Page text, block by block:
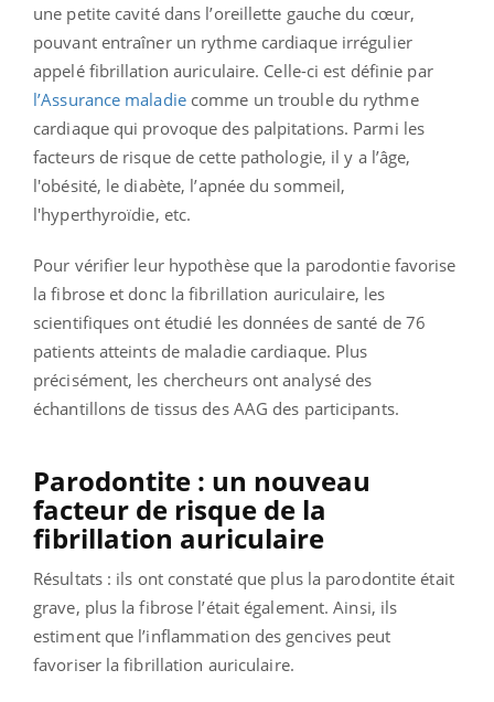
une petite cavité dans l’oreillette gauche du cœur,
pouvant entraîner un rythme cardiaque irrégulier
appelé fibrillation auriculaire. Celle-ci est définie par
l’Assurance maladiecomme un trouble du rythme
cardiaque qui provoque des palpitations. Parmi les
facteurs de risque de cette pathologie, il y a l’âge,
l'obésité, le diabète, l’apnée du sommeil,
l'hyperthyroïdie, etc.
Pour vérifier leur hypothèse que la parodontie favorise
la fibrose et donc la fibrillation auriculaire, les
scientifiques ont étudié les données de santé de 76
patients atteints de maladie cardiaque. Plus
précisément, les chercheurs ont analysé des
échantillons de tissus des AAG des participants.
Parodontite : un nouveau
facteur de risque de la
fibrillation auriculaire
Résultats : ils ont constaté que plus la parodontite était
grave, plus la fibrose l’était également. Ainsi, ils
estiment que l’inflammation des gencives peut
favoriser la fibrillation auriculaire.